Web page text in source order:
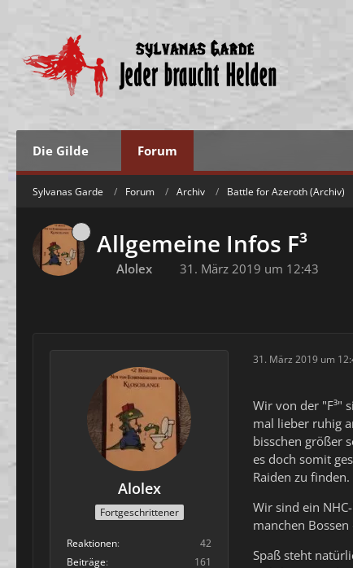
Die Gilde Forum
Sylvanas Garde Forum Archiv Battle for Azeroth (Archiv)
Allgemeine Infos F³
Alolex 31. März 2019 um 12:43
Alolex
Fortgeschrittener
Reaktionen
42
Beiträge
161
31. März 2019 um
Wir von der "F³"
mal lieber ruhig
bisschen größer
es doch somit
Raiden zu finden.
Wir sind ein
manchen
Spaß steht